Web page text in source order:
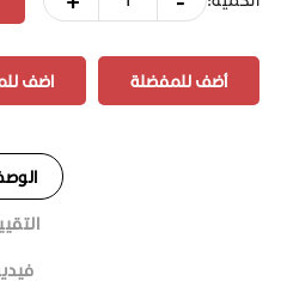
أضف للمفضلة اضف